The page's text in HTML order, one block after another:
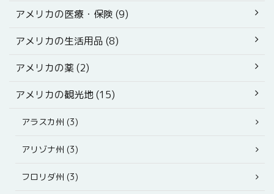
アメリカの医療・保険 (9)
アメリカの生活用品 (8)
アメリカの薬 (2)
アメリカの観光地 (15)
アラスカ州 (3)
アリゾナ州 (3)
フロリダ州 (3)